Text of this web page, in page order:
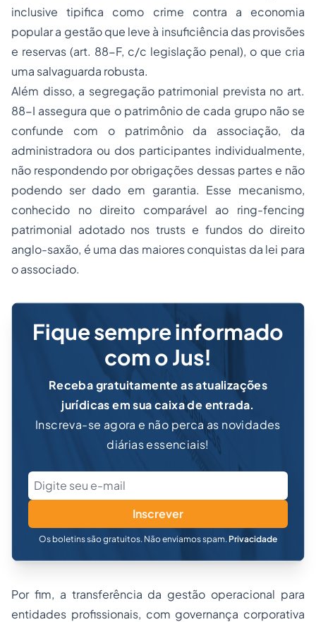
inclusive tipifica como crime contra a economia
popular a gestão que leve à insuficiência das provisões
e reservas (art. 88-F, c/c legislação penal), o que cria
uma salvaguarda robusta.
Além disso, a segregação patrimonial prevista no art.
88-I assegura que o patrimônio de cada grupo não se
confunde com o patrimônio da associação, da
administradora ou dos participantes individualmente,
não respondendo por obrigações dessas partes e não
podendo ser dado em garantia. Esse mecanismo,
conhecido no direito comparável ao ring-fencing
patrimonial adotado nostrusts e fundos do direito
anglo-saxão, é uma das maiores conquistas da lei para
o associado.
Fique sempre informado
com o Jus!
Receba gratuitamente as atualizações
jurídicas em sua caixa de entrada.
Inscreva-se agora e não perca as novidades
diárias essenciais!
Inscrever
Os boletins são gratuitos. Não enviamos spam. Privacidade
Por fim, a transferência da gestão operacional para
entidades profissionais, com governança corporativa